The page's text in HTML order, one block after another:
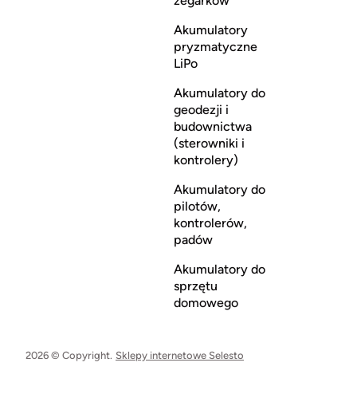
Akumulatory
pryzmatyczne
LiPo
Akumulatory do
geodezji i
budownictwa
(sterowniki i
kontrolery)
Akumulatory do
pilotów,
kontrolerów,
padów
Akumulatory do
sprzętu
domowego
2026 © Copyright. Sklepy internetowe Selesto